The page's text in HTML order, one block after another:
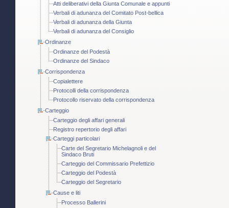
Atti deliberativi della Giunta Comunale e appunti
Verbali di adunanza del Comitato Post-bellica
Verbali di adunanza della Giunta
Verbali di adunanza del Consiglio
Ordinanze
Ordinanze del Podestà
Ordinanze del Sindaco
Corrispondenza
Copialettere
Protocolli della corrispondenza
Protocollo riservato della corrispondenza
Carteggio
Carteggio degli affari generali
Registro repertorio degli affari
Carteggi particolari
Carte del Segretario Michelagnoli e del
Sindaco Bruti
Carteggio del Commissario Prefettizio
Carteggio del Podestà
Carteggio del Segretario
Cause e liti
Processo Ballerini